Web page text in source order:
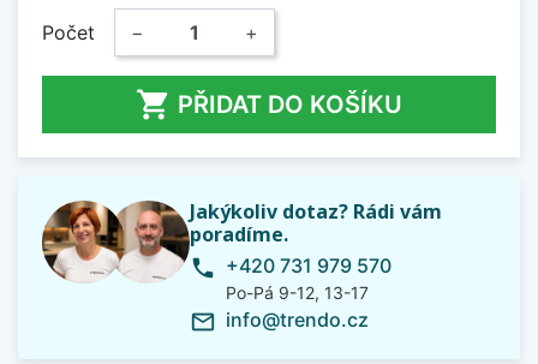
Počet − +
 PŘIDAT DO KOŠÍKU
Jakýkoliv dotaz? Rádi vám
poradíme.
phone +420 731 979 570
Po-Pá 9-12, 13-17
mail_outline info@trendo.cz